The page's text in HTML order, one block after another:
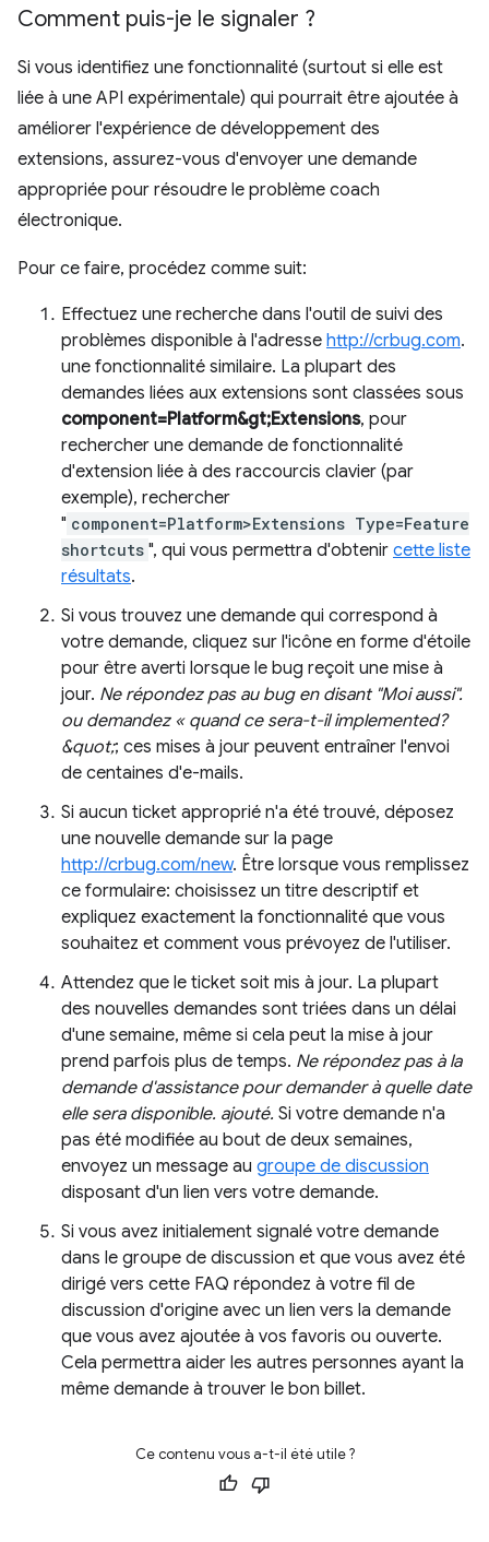
Comment puis-je le signaler ?
Si vous identifiez une fonctionnalité (surtout si elle est
liée à une API expérimentale) qui pourrait être ajoutée à
améliorer l'expérience de développement des
extensions, assurez-vous d'envoyer une demande
appropriée pour résoudre le problème coach
électronique.
Pour ce faire, procédez comme suit:
Effectuez une recherche dans l'outil de suivi des
problèmes disponible à l'adresse http://crbug.com.
une fonctionnalité similaire. La plupart des
demandes liées aux extensions sont classées sous
component=Platform&gt;Extensions, pour
rechercher une demande de fonctionnalité
d'extension liée à des raccourcis clavier (par
exemple), rechercher
" component=Platform>Extensions Type=Feature
shortcuts ", qui vous permettra d'obtenir cette liste
résultats.
Si vous trouvez une demande qui correspond à
votre demande, cliquez sur l'icône en forme d'étoile
pour être averti lorsque le bug reçoit une mise à
jour. Ne répondez pas au bug en disant "Moi aussi".
ou demandez « quand ce sera-t-il implemented?
&quot;; ces mises à jour peuvent entraîner l'envoi
de centaines d'e-mails.
Si aucun ticket approprié n'a été trouvé, déposez
une nouvelle demande sur la page
http://crbug.com/new. Être lorsque vous remplissez
ce formulaire: choisissez un titre descriptif et
expliquez exactement la fonctionnalité que vous
souhaitez et comment vous prévoyez de l'utiliser.
Attendez que le ticket soit mis à jour. La plupart
des nouvelles demandes sont triées dans un délai
d'une semaine, même si cela peut la mise à jour
prend parfois plus de temps. Ne répondez pas à la
demande d'assistance pour demander à quelle date
elle sera disponible. ajouté. Si votre demande n'a
pas été modifiée au bout de deux semaines,
envoyez un message au groupe de discussion
disposant d'un lien vers votre demande.
Si vous avez initialement signalé votre demande
dans le groupe de discussion et que vous avez été
dirigé vers cette FAQ répondez à votre fil de
discussion d'origine avec un lien vers la demande
que vous avez ajoutée à vos favoris ou ouverte.
Cela permettra aider les autres personnes ayant la
même demande à trouver le bon billet.
Ce contenu vous a-t-il été utile ?